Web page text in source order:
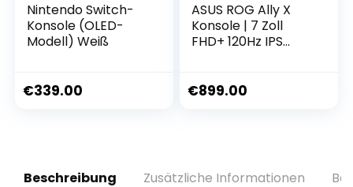
Nintendo Switch-
Konsole (OLED-
Modell) Weiß
€339.00
ASUS ROG Ally X
Konsole | 7 Zoll
FHD+ 120Hz IPS
24 GB RAM | 1 TB
€899.00
Beschreibung Zusätzliche Informationen